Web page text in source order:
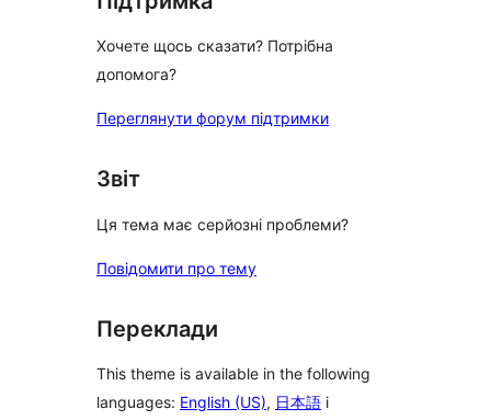
Хочете щось сказати? Потрібна
допомога?
Переглянути форум підтримки
Звіт
Ця тема має серйозні проблеми?
Повідомити про тему
Переклади
This theme is available in the following
languages: English (US), 日本語 і